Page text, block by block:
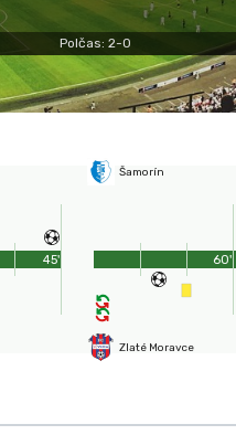
Polčas: 2-0
45'
Šamorín
Zlaté Moravce
60'